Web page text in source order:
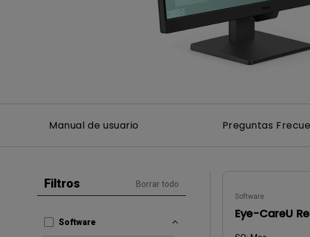
Monitor ZOWIE reacondicionado
- Compre aquí
Manual de usuario Preguntas
Filtros Borrar todo
Software
Software
Eye-CareU